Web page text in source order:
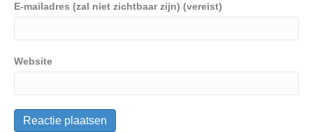
E-mailadres (zal niet zichtbaar zijn) (vereist)
Website